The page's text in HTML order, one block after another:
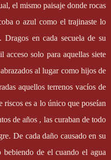
el mismo paisaje donde rocas
o azul como el trajinaste lo
Dragos en cada secuela de su
acceso solo para aquellas siete
al lugar como hijos de
aquellos terrenos vacíos de
riscos es a lo único que poseían
de años , las curaban de todo
De cada daño causado en su
de el cuando el agua